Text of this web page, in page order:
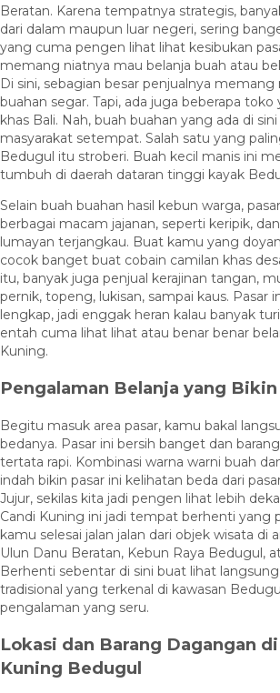
Beratan. Karena tempatnya strategis,
dari dalam maupun luar negeri, sering
yang cuma pengen lihat lihat kesibukan
memang niatnya mau belanja buah atau
Di sini, sebagian besar penjualnya
buahan segar. Tapi, ada juga beberapa toko
khas Bali. Nah, buah buahan yang ada di
masyarakat setempat. Salah satu yang
Bedugul itu stroberi. Buah kecil manis ini
tumbuh di daerah dataran tinggi kayak
Selain buah buahan hasil kebun warga,
berbagai macam jajanan, seperti keripik,
lumayan terjangkau. Buat kamu yang
cocok banget buat cobain camilan khas
itu, banyak juga penjual kerajinan tangan,
pernik, topeng, lukisan, sampai kaus. Pasar
lengkap, jadi enggak heran kalau banyak
entah cuma lihat lihat atau benar benar
Kuning.
Pengalaman Belanja yang
Begitu masuk area pasar, kamu bakal
bedanya. Pasar ini bersih banget dan
tertata rapi. Kombinasi warna warni buah
indah bikin pasar ini kelihatan beda dari
Jujur, sekilas kita jadi pengen lihat lebih
Candi Kuning ini jadi tempat berhenti yang
kamu selesai jalan jalan dari objek wisata di
Ulun Danu Beratan, Kebun Raya Bedugul,
Berhenti sebentar di sini buat lihat
tradisional yang terkenal di kawasan
pengalaman yang seru.
Lokasi dan Barang Dagangan
Kuning Bedugul